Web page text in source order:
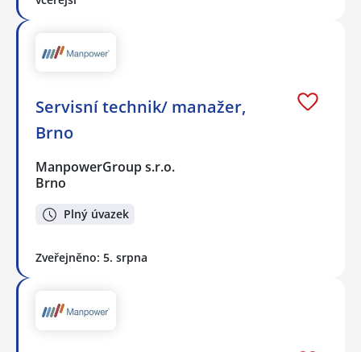
Servisní technik/ manažer,
Brno
ManpowerGroup s.r.o.
Brno
Plný úvazek
Zveřejněno: 5. srpna